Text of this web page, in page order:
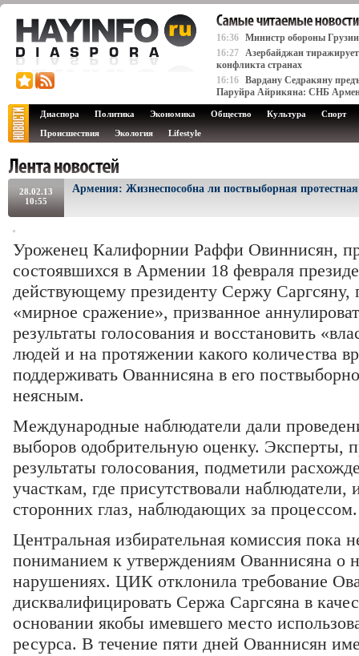
16:36 Министр обороны
16:27 Азербайджан
конфликта странах
16:16 Вардану Седракяну
Паруйра Айрикяна: СНБ
Диаспора Политика Экономика Общество Культура
Спорт
Происшествия
Экология Lifestyle
28.02.13
10:55
Армения: Жизнеспособна ли поствыборная
Уроженец Калифорнии Раффи Овиннисян,
состоявшихся в Армении 18 февраля
действующему президенту Сержу Саргсяну,
«мирное сражение», призванное
результаты голосования и восстановить
людей и на протяжении какого количества
поддерживать Ованнисяна в его
неясным.
Международные наблюдатели дали
выборов одобрительную оценку. Эксперты,
результаты голосования, подметили
участкам, где присутствовали
сторонних глаз, наблюдающих за процессом.
Центральная избирательная комиссия пока
пониманием к утверждениям Ованнисяна о
нарушениях. ЦИК отклонила требование
дисквалифицировать Сержа Саргсяна в
основании якобы имевшего место
ресурса. В течение пяти дней Ованнисян